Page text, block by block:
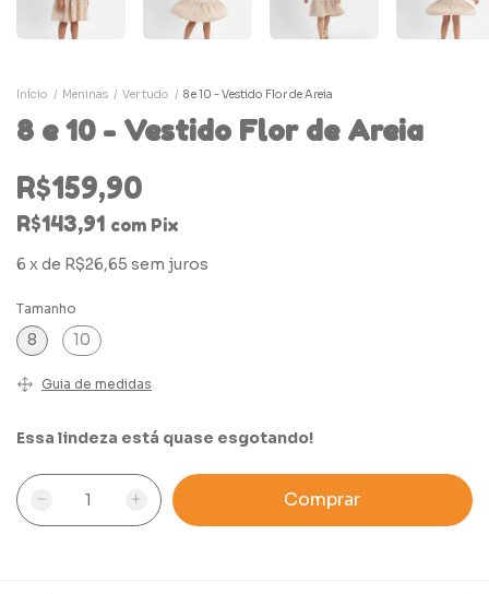
Início / Meninas / Ver tudo / 8 e 10 - Vestido Flor de Areia
8 e 10 - Vestido Flor de Areia
R$159,90
R$143,91 com Pix
6 xde R$26,65 sem juros
Tamanho
8 10
Guia de medidas
Essa lindeza está quase esgotando!